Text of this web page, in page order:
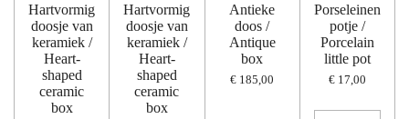
Hartvormig
doosje van
keramiek /
Heart-
shaped
ceramic
box
Hartvormig
doosje van
keramiek /
Heart-
shaped
ceramic
box
Antieke
doos /
Antique
box
€ 185,00
Porseleinen
potje /
Porcelain
little pot
€ 17,00